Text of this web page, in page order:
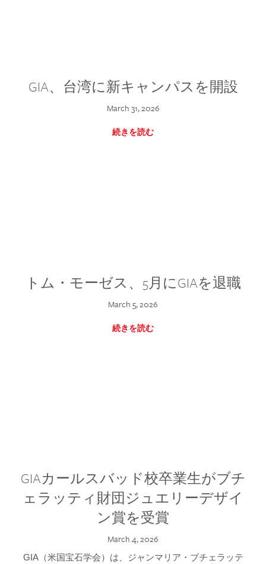
GIA、台湾に新キャンパスを開設
March 31, 2026
続きを読む
トム・モーゼス、5月にGIAを退職
March 5, 2026
続きを読む
GIAカールスバッド校卒業生がブチ
ェラッティ財団ジュエリーデザイ
ン賞を受賞
March 4, 2026
GIA（米国宝石学会）は、ジャンマリア・ブチェラッテ